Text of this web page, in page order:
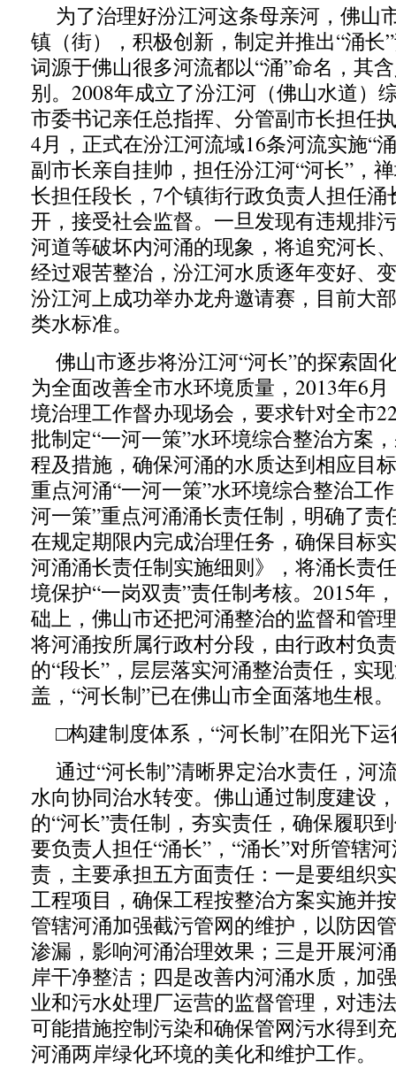
为了治理好汾江河这条母亲河，佛山
镇（街），积极创新，制定并推出“涌长
词源于佛山很多河流都以“涌”命名，其
别。2008年成立了汾江河（佛山水道）
市委书记亲任总指挥、分管副市长担任
4月，正式在汾江河流域16条河流实施“
副市长亲自挂帅，担任汾江河“河长”，
长担任段长，7个镇街行政负责人担任涌
开，接受社会监督。一旦发现有违规排
河道等破坏内河涌的现象，将追究河长
经过艰苦整治，汾江河水质逐年变好、
汾江河上成功举办龙舟邀请赛，目前大
类水标准。
佛山市逐步将汾江河“河长”的探索固
为全面改善全市水环境质量，2013年6
境治理工作督办现场会，要求针对全市
批制定“一河一策”水环境综合整治方案
程及措施，确保河涌的水质达到相应目
重点河涌“一河一策”水环境综合整治工
河一策”重点河涌涌长责任制，明确了责
在规定期限内完成治理任务，确保目标
河涌涌长责任制实施细则》，将涌长责
境保护“一岗双责”责任制考核。2015年
础上，佛山市还把河涌整治的监督和管
将河涌按所属行政村分段，由行政村负
的“段长”，层层落实河涌整治责任，实
盖，“河长制”已在佛山市全面落地生根。
□构建制度体系，“河长制”在阳光下
通过“河长制”清晰界定治水责任，河
水向协同治水转变。佛山通过制度建设
的“河长”责任制，夯实责任，确保履职
要负责人担任“涌长”，“涌长”对所管辖
责，主要承担五方面责任：一是要组织
工程项目，确保工程按整治方案实施并
管辖河涌加强截污管网的维护，以防因
渗漏，影响河涌治理效果；三是开展河
岸干净整洁；四是改善内河涌水质，加
业和污水处理厂运营的监督管理，对违
可能措施控制污染和确保管网污水得到
河涌两岸绿化环境的美化和维护工作。